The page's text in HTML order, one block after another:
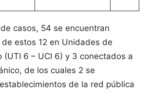
casos, 54 se encuentran
estos 12 en Unidades de
(UTI 6 – UCI 6) y 3 conectados a
de los cuales 2 se
de la red pública